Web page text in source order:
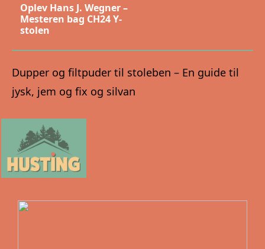
Oplev Hans J. Wegner –
Mesteren bag CH24 Y-
stolen
Dupper og filtpuder til stoleben – En guide til
jysk, jem og fix og silvan